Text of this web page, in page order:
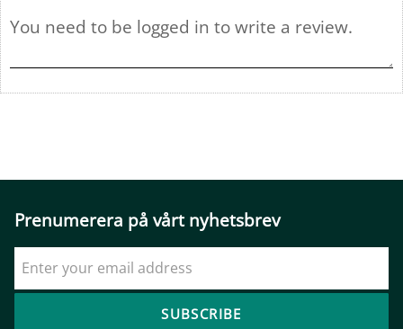
Prenumerera på vårt nyhetsbrev
SUBSCRIBE